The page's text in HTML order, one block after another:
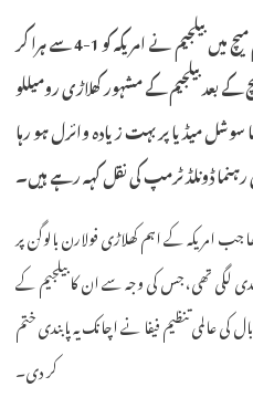
فیفا ورلڈ کپ2026 کے ایک اہم میچ میں بیلجیم نے امریکہ کو 1-4 سے ہرا کر
بعد بیلجیم کے مشہور کھلاڑی رومیللو
سوشل میڈیا پر بہت زیادہ وائرل ہو رہا
ڈونلڈ ٹرمپ کی نقل کہہ رہے ہیں۔
جب امریکہ کے اہم کھلاڑی فولارن بالوگن پر
لگی تھی، جس کی وجہ سے ان کا بیلجیم کے
عالمی تنظیم فیفا نے اچانک یہ پابندی ختم
کر دی۔